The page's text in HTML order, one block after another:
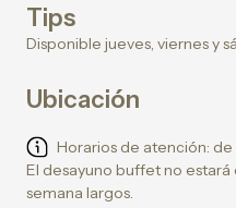
Tips
Disponible jueves, viernes y
Ubicación
Horarios de atención:
El desayuno buffet no
semana largos.